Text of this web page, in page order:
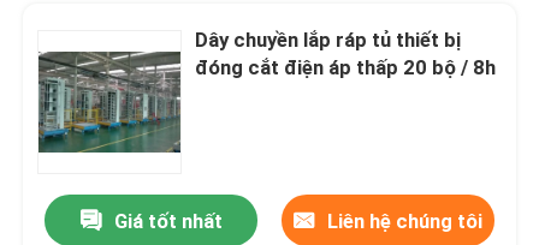
Các sản phẩm
Về chúng tôi
Tham quan nhà máy
Dây chuyền lắp ráp tủ thiết bị
đóng cắt điện áp thấp 20 bộ / 8h
Giá tốt nhất Liên hệ chúng tôi